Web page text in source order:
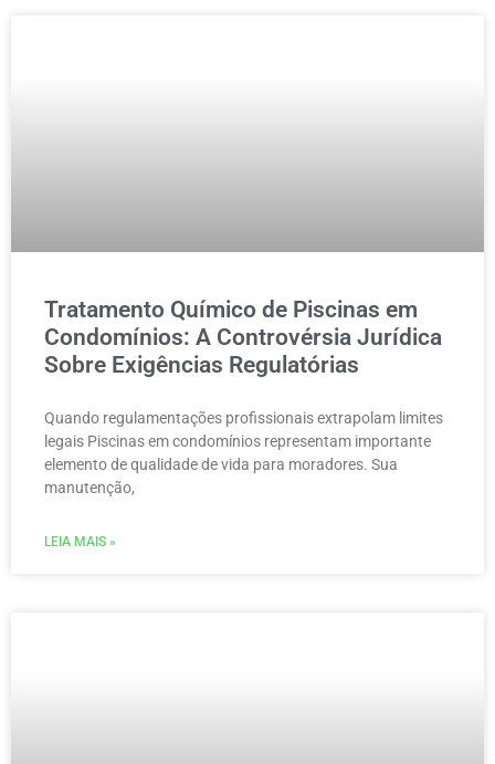
Tratamento Químico de Piscinas em
Condomínios: A Controvérsia Jurídica
Sobre Exigências Regulatórias
Quando regulamentações profissionais extrapolam limites
legais Piscinas em condomínios representam importante
elemento de qualidade de vida para moradores. Sua
manutenção,
LEIA MAIS »